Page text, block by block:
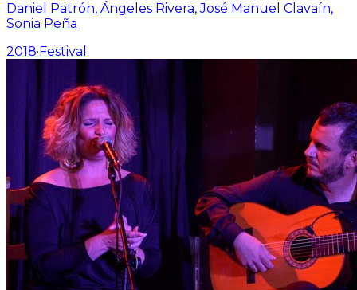
Daniel Patrón, Ángeles Rivera, José Manuel Clavaín,
Sonia Peña
2018· Festival